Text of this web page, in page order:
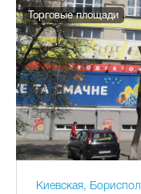
Торговые площади
Киевская,